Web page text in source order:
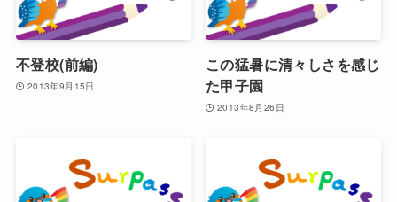
不登校(前編)
2013年9月15日
この猛暑に清々しさを感じ
た甲子園
2013年8月26日